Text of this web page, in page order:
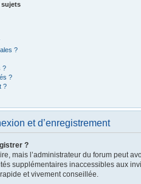
sujets
?
?
?
?
et d’enregistrement
?
mais l’administrateur du forum peut
supplémentaires inaccessibles aux
et vivement conseillée.